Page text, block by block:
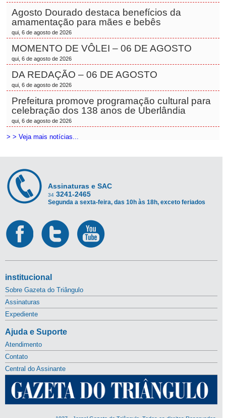
Agosto Dourado destaca benefícios da
amamentação para mães e bebês
qui, 6 de agosto de 2026
MOMENTO DE VÔLEI – 06 DE AGOSTO
qui, 6 de agosto de 2026
DA REDAÇÃO – 06 DE AGOSTO
qui, 6 de agosto de 2026
Prefeitura promove programação cultural para
celebração dos 138 anos de Uberlândia
qui, 6 de agosto de 2026
> > Veja mais notícias...
Assinaturas e SAC
34 3241-2465
Segunda a sexta-feira, das 10h às 18h, exceto feriados
institucional
Sobre Gazeta do Triângulo
Assinaturas
Expediente
Ajuda e Suporte
Atendimento
Contato
Central do Assinante